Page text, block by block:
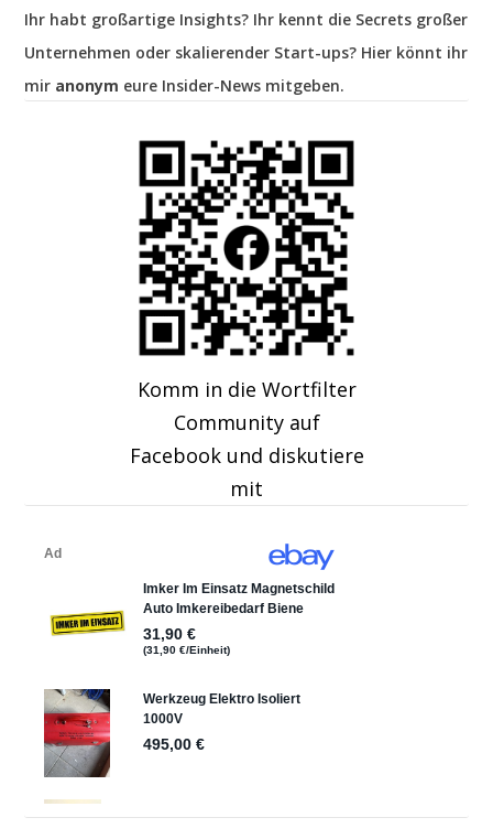
Ihr habt großartige Insights? Ihr kennt die Secrets großer
Unternehmen oder skalierender Start-ups? Hier könnt ihr
mir anonym eure Insider-News mitgeben.
Komm in die Wortfilter
Community auf
Facebook und diskutiere
mit